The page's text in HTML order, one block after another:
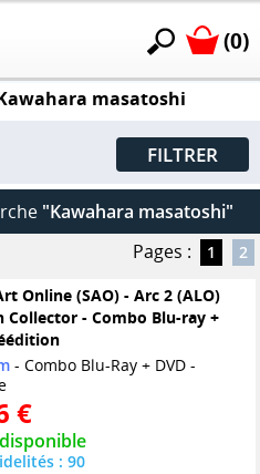
(0)
masatoshi
FILTRER
"Kawahara masatoshi"
Pages :
1 2
Online (SAO) - Arc 2 (ALO)
Collector - Combo Blu-ray +
- Combo Blu-Ray + DVD -
€
: 90